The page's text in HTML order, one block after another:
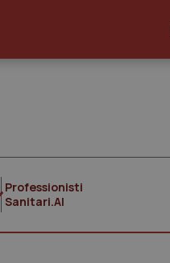
Professionisti
Sanitari.AI